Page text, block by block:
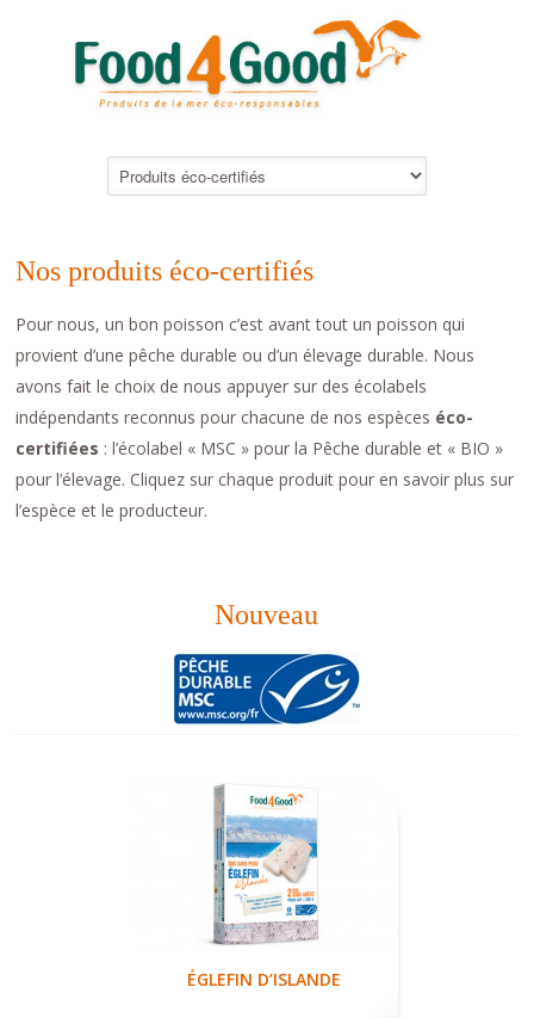
Nos produits éco-certifiés
Pour nous, un bon poisson c’est avant tout un poisson qui
provient d’une pêche durable ou d’un élevage durable. Nous
avons fait le choix de nous appuyer sur des écolabels
indépendants reconnus pour chacune de nos espèces éco-
certifiées : l’écolabel « MSC » pour la Pêche durable et « BIO »
pour l’élevage. Cliquez sur chaque produit pour en savoir plus sur
l’espèce et le producteur.
Nouveau
ÉGLEFIN D’ISLANDE